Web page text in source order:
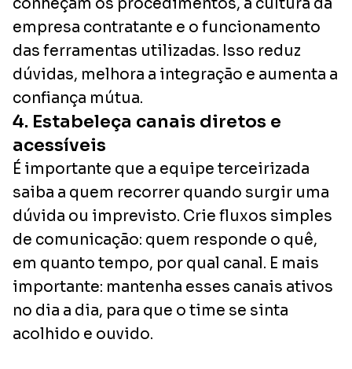
empresa contratante e o funcionamento
das ferramentas utilizadas. Isso reduz
dúvidas, melhora a integração e aumenta a
confiança mútua.
4. Estabeleça canais diretos e
acessíveis
É importante que a equipe terceirizada
saiba a quem recorrer quando surgir uma
dúvida ou imprevisto. Crie fluxos simples
de comunicação: quem responde o quê,
em quanto tempo, por qual canal. E mais
importante: mantenha esses canais ativos
no dia a dia, para que o time se sinta
acolhido e ouvido.